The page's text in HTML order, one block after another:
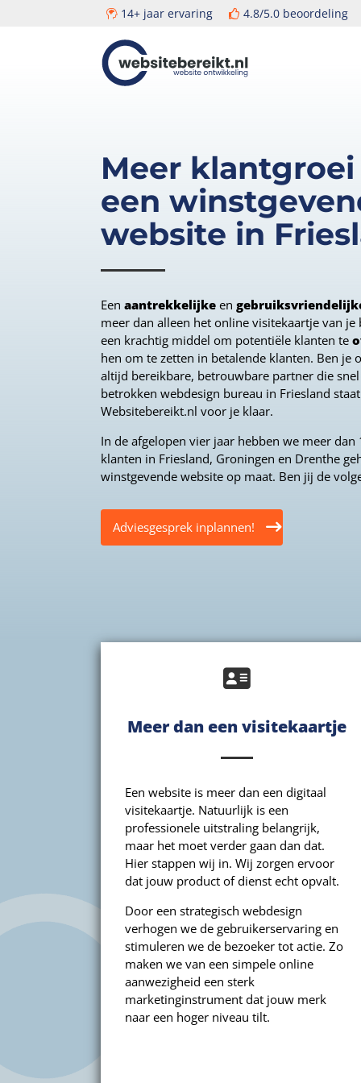
14+ jaar ervaring 4.8/5.0 beoordeling
Websitebereikt.nl
Meer
een
website in
Een aantrekkelijkeen
meer dan alleen het online visitekaartje van je
een krachtig middel om potentiële klanten te
hen om te zetten in betalende klanten. Ben je
altijd bereikbare, betrouwbare partner die snel
betrokken webdesign bureau in Friesland staat
Websitebereikt.nl voor je klaar.
In de afgelopen vier jaar hebben we meer dan
klanten in Friesland, Groningen en Drenthe
winstgevende website op maat. Ben jij de
Adviesgesprek inplannen!
Meer dan een visitekaartje
Een website is meer dan een digitaal
visitekaartje. Natuurlijk is een
professionele uitstraling belangrijk,
maar het moet verder gaan dan dat.
Hier stappen wij in. Wij zorgen ervoor
dat jouw product of dienst echt opvalt.
Door een strategisch webdesign
verhogen we de gebruikerservaring en
stimuleren we de bezoeker tot actie. Zo
maken we van een simpele online
aanwezigheid een sterk
marketinginstrument dat jouw merk
naar een hoger niveau tilt.